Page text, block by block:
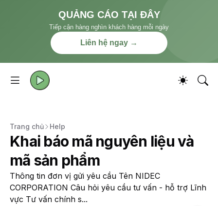
QUẢNG CÁO TẠI ĐÂY
Tiếp cận hàng nghìn khách hàng mỗi ngày
Liên hệ ngay →
Trang chủ Help
Khai báo mã nguyên liệu và
mã sản phẩm
Thông tin đơn vị gửi yêu cầu Tên NIDEC
CORPORATION Câu hỏi yêu cầu tư vấn - hỗ trợ Lĩnh
vực Tư vấn chính s...